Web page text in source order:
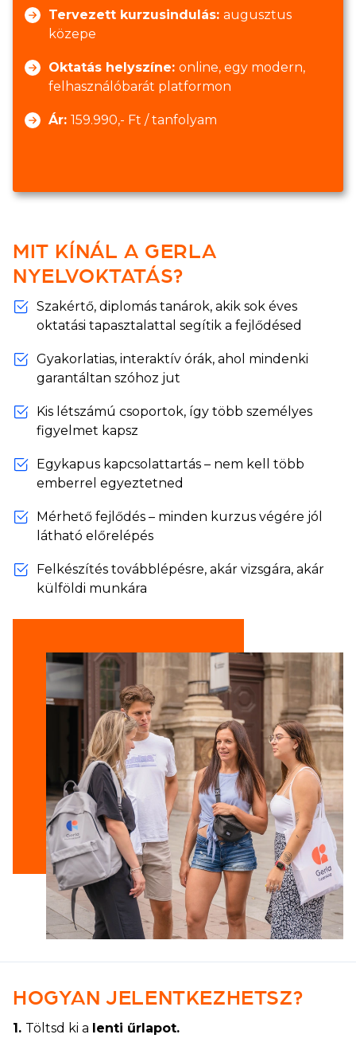
Tervezett kurzusindulás: augusztus
közepe
Oktatás helyszíne: online, egy modern,
felhasználóbarát platformon
Ár: 159.990,- Ft / tanfolyam
MIT KÍNÁL A GERLA
NYELVOKTATÁS?
Szakértő, diplomás tanárok, akik sok éves
oktatási tapasztalattal segítik a fejlődésed
Gyakorlatias, interaktív órák, ahol mindenki
garantáltan szóhoz jut
Kis létszámú csoportok, így több személyes
figyelmet kapsz
Egykapus kapcsolattartás – nem kell több
emberrel egyeztetned
Mérhető fejlődés – minden kurzus végére jól
látható előrelépés
Felkészítés továbblépésre, akár vizsgára, akár
külföldi munkára
HOGYAN JELENTKEZHETSZ?
1. Töltsd ki a lenti űrlapot.